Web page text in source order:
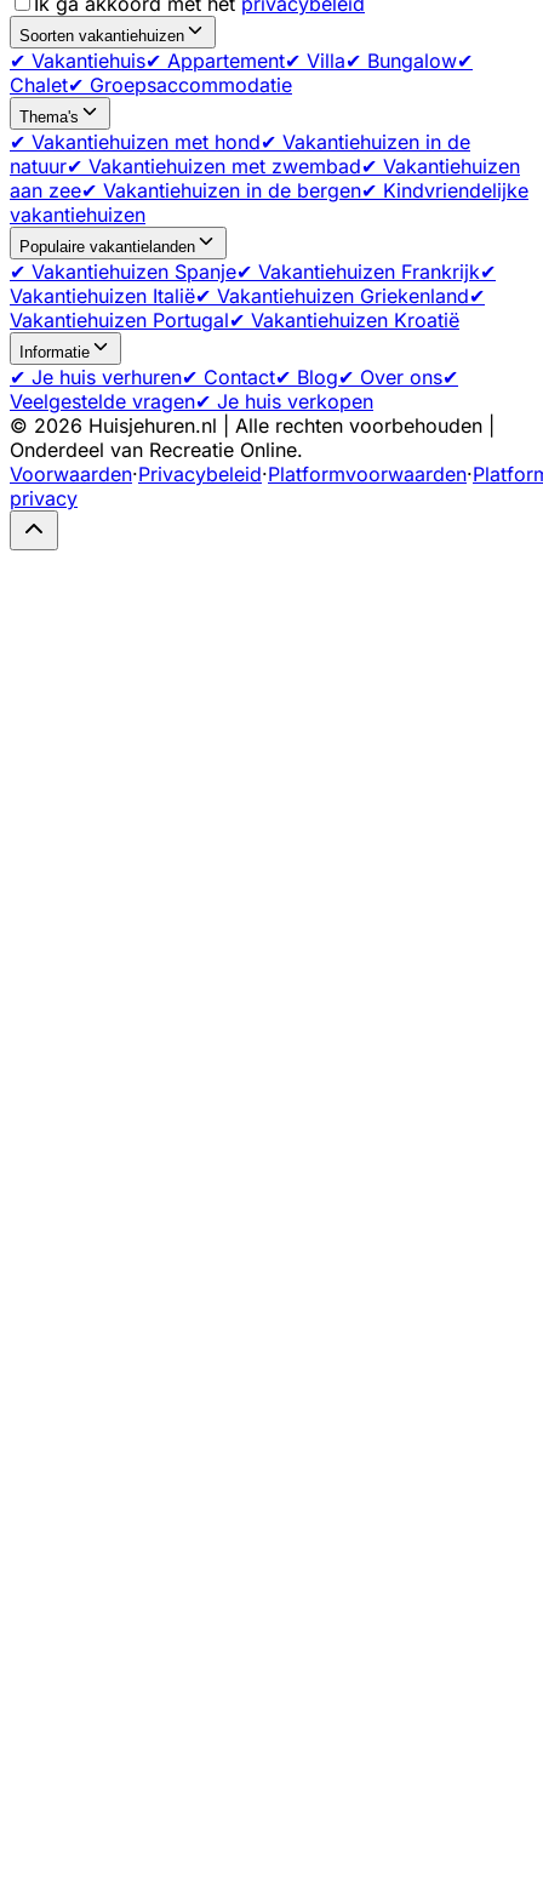
Soorten vakantiehuizen
✔ Vakantiehuis✔ Appartement✔ Villa✔ Bungalow✔
Chalet✔ Groepsaccommodatie
Thema's
✔ Vakantiehuizen met hond✔ Vakantiehuizen in de
natuur✔ Vakantiehuizen met zwembad✔ Vakantiehuizen
aan zee✔ Vakantiehuizen in de bergen✔ Kindvriendelijke
vakantiehuizen
Populaire vakantielanden
✔ Vakantiehuizen Spanje✔ Vakantiehuizen Frankrijk✔
Vakantiehuizen Italië✔ Vakantiehuizen Griekenland✔
Vakantiehuizen Portugal✔ Vakantiehuizen Kroatië
Informatie
✔ Je huis verhuren✔ Contact✔ Blog✔ Over ons✔
Veelgestelde vragen✔ Je huis verkopen
© 2026 Huisjehuren.nl | Alle rechten voorbehouden |
Onderdeel van Recreatie Online.
Voorwaarden·Privacybeleid·Platformvoorwaarden·
privacy